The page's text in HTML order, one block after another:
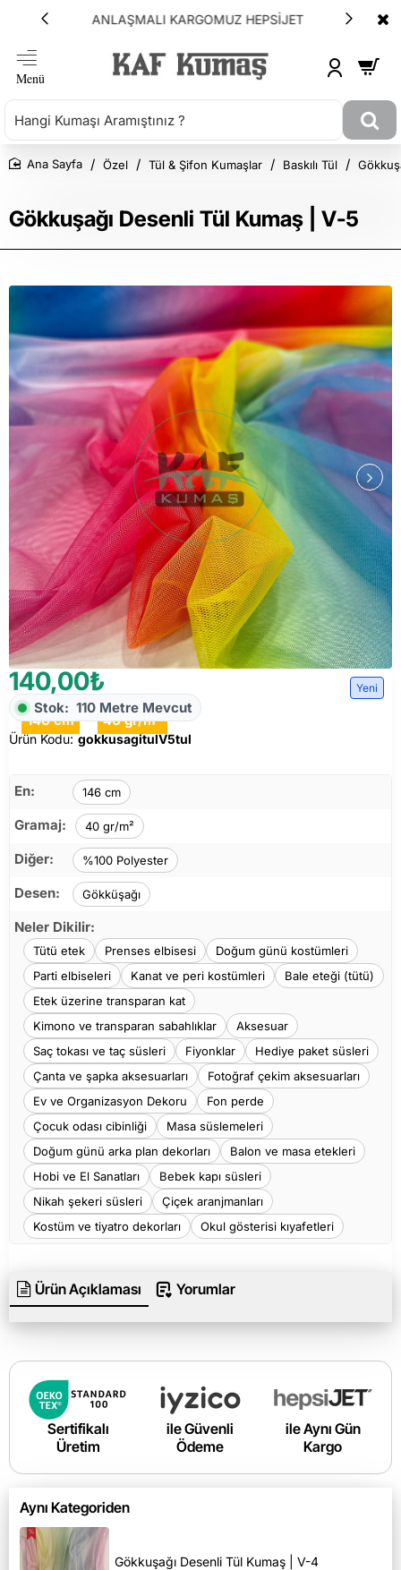
ANLAŞMALI KARGOMUZ HEPSİJET
Gökkuşağı Desenli Tül Kumaş | V-5
Özel Tül & Şifon Kumaşlar Baskılı Tül
Yeni
146 cm 40 gr/m²
140,00₺
Stok: 110 Metre Mevcut
Ürün Kodu: gokkusagitulV5tul
En: 146 cm
Gramaj: 40 gr/m²
Diğer: %100 Polyester
Desen: Gökküşağı
Neler Dikilir:
Tütü etek Prenses elbisesi
Doğum günü kostümleri
Parti elbiseleri
Kanat ve peri kostümleri
Bale eteği (tütü)
Etek üzerine transparan kat
Kimono ve transparan sabahlıklar
Aksesuar
Saç tokası ve taç süsleri
Fiyonklar
Hediye paket süsleri
Çanta ve şapka aksesuarları
Fotoğraf çekim aksesuarları
Ev ve Organizasyon Dekoru
Fon perde
Çocuk odası cibinliği
Masa süslemeleri
Doğum günü arka plan dekorları
Balon ve masa etekleri
Hobi ve El Sanatları
Bebek kapı süsleri
Nikah şekeri süsleri
Çiçek aranjmanları
Kostüm ve tiyatro dekorları
Okul gösterisi kıyafetleri
Ürün Açıklaması Yorumlar
Sertifikalı
Üretim
ile Güvenli
Ödeme
ile Aynı Gün
Kargo
Aynı Kategoriden
Gökkuşağı Desenli Tül Kumaş | V-4